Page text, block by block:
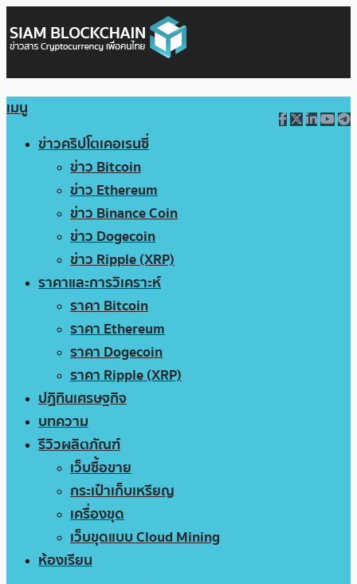
เมนู
ข่าวคริปโตเคอเรนซี่
ข่าว Bitcoin
ข่าว Ethereum
ข่าว Binance Coin
ข่าว Dogecoin
ข่าว Ripple (XRP)
ราคาและการวิเคราะห์
ราคา Bitcoin
ราคา Ethereum
ราคา Dogecoin
ราคา Ripple (XRP)
ปฏิทินเศรษฐกิจ
บทความ
รีวิวผลิตภัณฑ์
เว็บซื้อขาย
กระเป๋าเก็บเหรียญ
เครื่องขุด
เว็บขุดแบบ Cloud Mining
ห้องเรียน